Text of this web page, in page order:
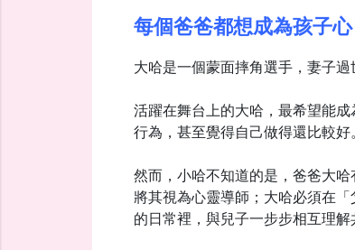
每個爸爸都想成為孩子心
大哈是一個蒙面摔角選手，妻子
活躍在舞台上的大哈，最希望能
行為，甚至覺得自己做得還比較好
然而，小哈不知道的是，爸爸大
將其視為心靈導師；大哈必須在
的日常裡，與兒子一步步相互理解